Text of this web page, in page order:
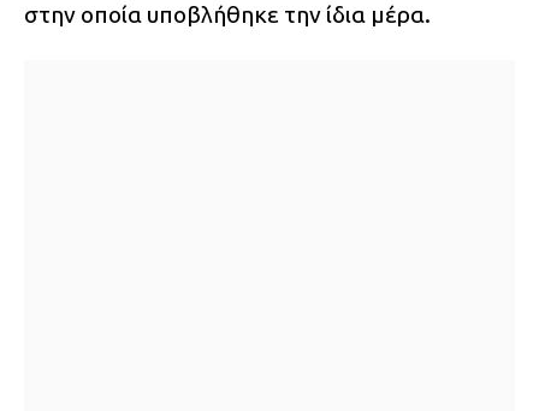
στην οποία υποβλήθηκε την ίδια μέρα.